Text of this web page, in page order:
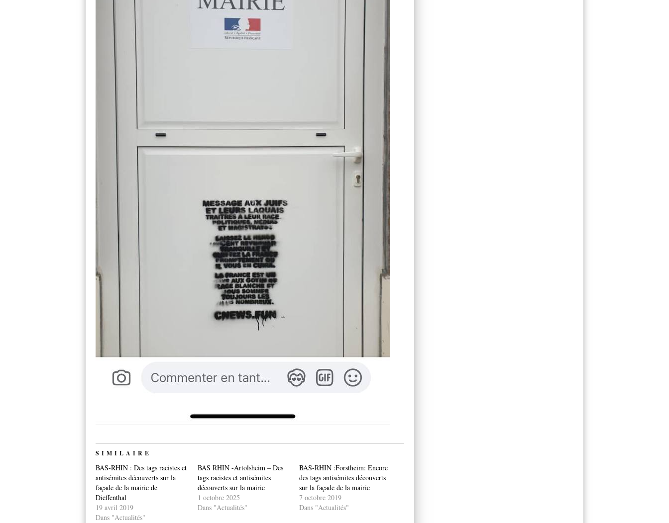
SIMILAIRE
BAS-RHIN : Des tags racistes et
antisémites découverts sur la
façade de la mairie de
Dieffenthal
19 avril 2019
Dans "Actualités"
BAS RHIN -Artolsheim – Des
tags racistes et antisémites
découverts sur la mairie
1 octobre 2025
Dans "Actualités"
BAS-RHIN :Forstheim: Encore
des tags antisémites découverts
sur la façade de la mairie
7 octobre 2019
Dans "Actualités"